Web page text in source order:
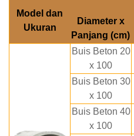
Model dan
Ukuran
Diameter x
Panjang (cm)
Buis Beton 20
x 100
Buis Beton 30
x 100
Buis Beton 40
x 100